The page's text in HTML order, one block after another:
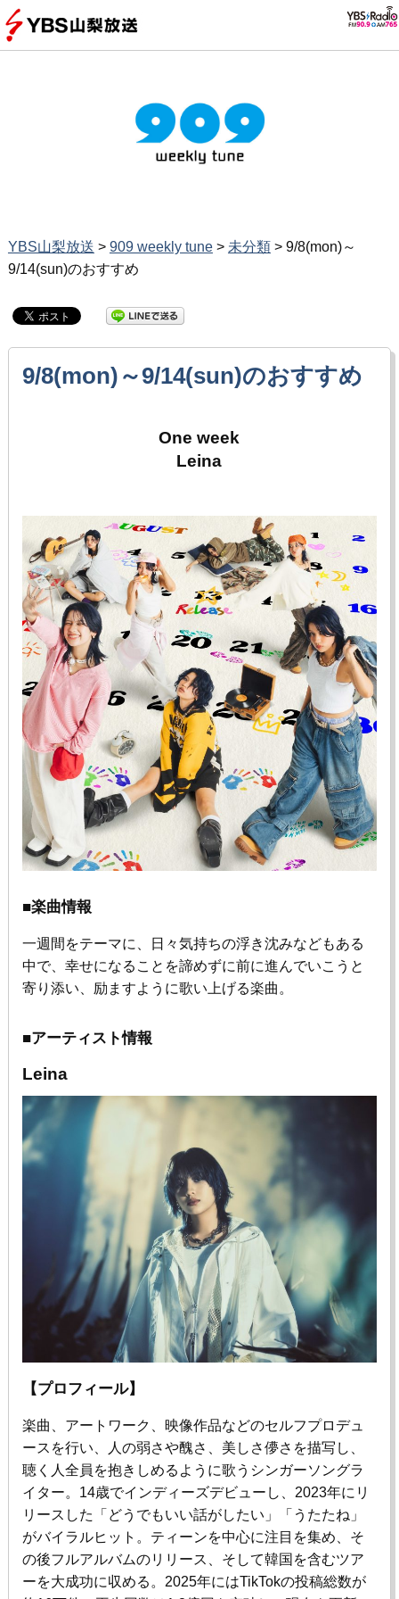
YBS山梨放送 > 909 weekly tune> 未分類> 9/8(mon)～
9/14(sun)のおすすめ
9/8(mon)～9/14(sun)のおすすめ
One week
Leina
■楽曲情報
一週間をテーマに、日々気持ちの浮き沈みなどもある
中で、幸せになることを諦めずに前に進んでいこうと
寄り添い、励ますように歌い上げる楽曲。
■アーティスト情報
Leina
【プロフィール】
楽曲、アートワーク、映像作品などのセルフプロデュ
ースを行い、人の弱さや醜さ、美しさ儚さを描写し、
聴く人全員を抱きしめるように歌うシンガーソングラ
イター。14歳でインディーズデビューし、 2023年にリ
リースした「どうでもいい話がしたい」「うたたね」
がバイラルヒット。ティーンを中心に注目を集め、そ
の後フルアルバムのリリース、そして韓国を含むツア
ーを大成功に収める。2025年にはTikTokの投稿総数が